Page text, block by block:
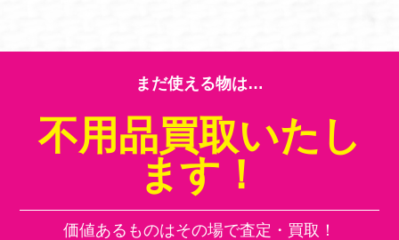
まだ使える物は…
不用品買取いたし
ます！
価値あるものはその場で査定・買取！